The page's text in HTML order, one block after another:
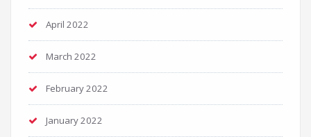
April 2022
March 2022
February 2022
January 2022